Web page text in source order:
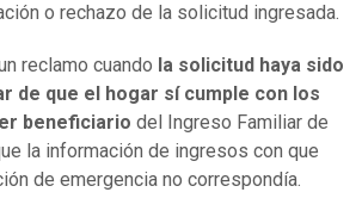
o rechazo de la solicitud ingresada.
reclamo cuando la solicitud haya sido
de que el hogar sí cumple con los
beneficiario del Ingreso Familiar de
la información de ingresos con que
de emergencia no correspondía.